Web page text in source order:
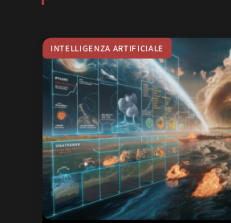
INTELLIGENZA ARTIFICIALE